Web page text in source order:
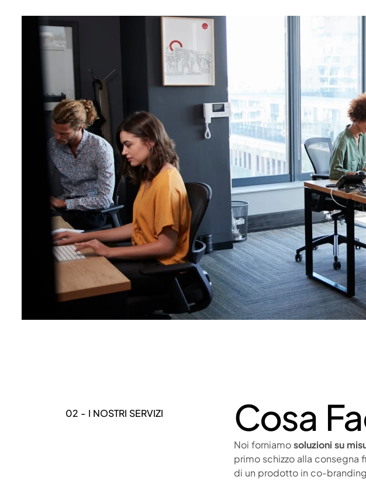
02 - I NOSTRI SERVIZI Cosa
Noi forniamosoluzioni su
primo schizzo alla consegna
di un prodotto in co-